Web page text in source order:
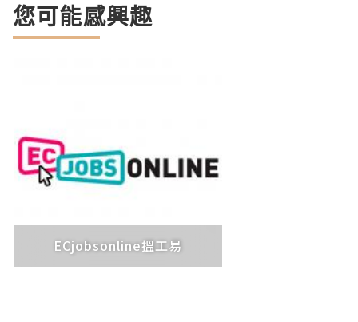
您可能感興趣
ECjobsonline搵工易